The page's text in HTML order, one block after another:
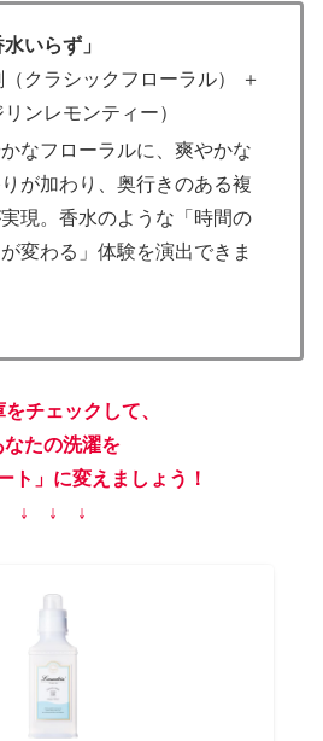
いらず」
クラシックフローラル） ＋
ンレモンティー）
かなフローラルに、爽やかな
が加わり、奥行きのある複
現。香水のような「時間の
変わる」体験を演出できま
をチェックして、
なたの洗濯を
ト」に変えましょう！
↓ ↓ ↓